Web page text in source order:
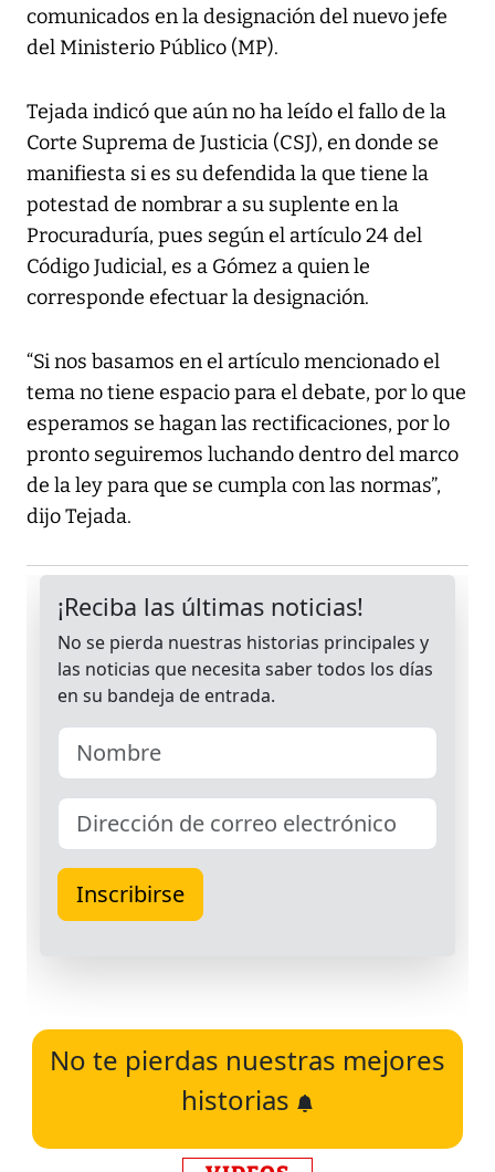
comunicados en la designación del nuevo jefe
del Ministerio Público (MP).
Tejada indicó que aún no ha leído el fallo de la
Corte Suprema de Justicia (CSJ), en donde se
manifiesta si es su defendida la que tiene la
potestad de nombrar a su suplente en la
Procuraduría, pues según el artículo 24 del
Código Judicial, es a Gómez a quien le
corresponde efectuar la designación.
“Si nos basamos en el artículo mencionado el
tema no tiene espacio para el debate, por lo que
esperamos se hagan las rectificaciones, por lo
pronto seguiremos luchando dentro del marco
de la ley para que se cumpla con las normas”,
dijo Tejada.
No te pierdas nuestras mejores
historias